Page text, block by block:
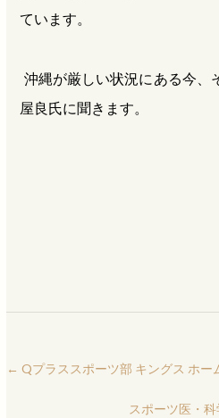
ています。
沖縄が厳しい状況にある今、
屋良氏に聞きます。
← Qプラススポーツ部 キングス ホー
スポーツ医・